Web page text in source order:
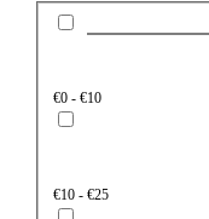
€0 - €10
€10 - €25